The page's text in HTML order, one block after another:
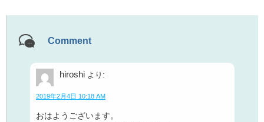
Comment
hiroshi より:
2019年2月4日 10:18 AM
おはようございます。